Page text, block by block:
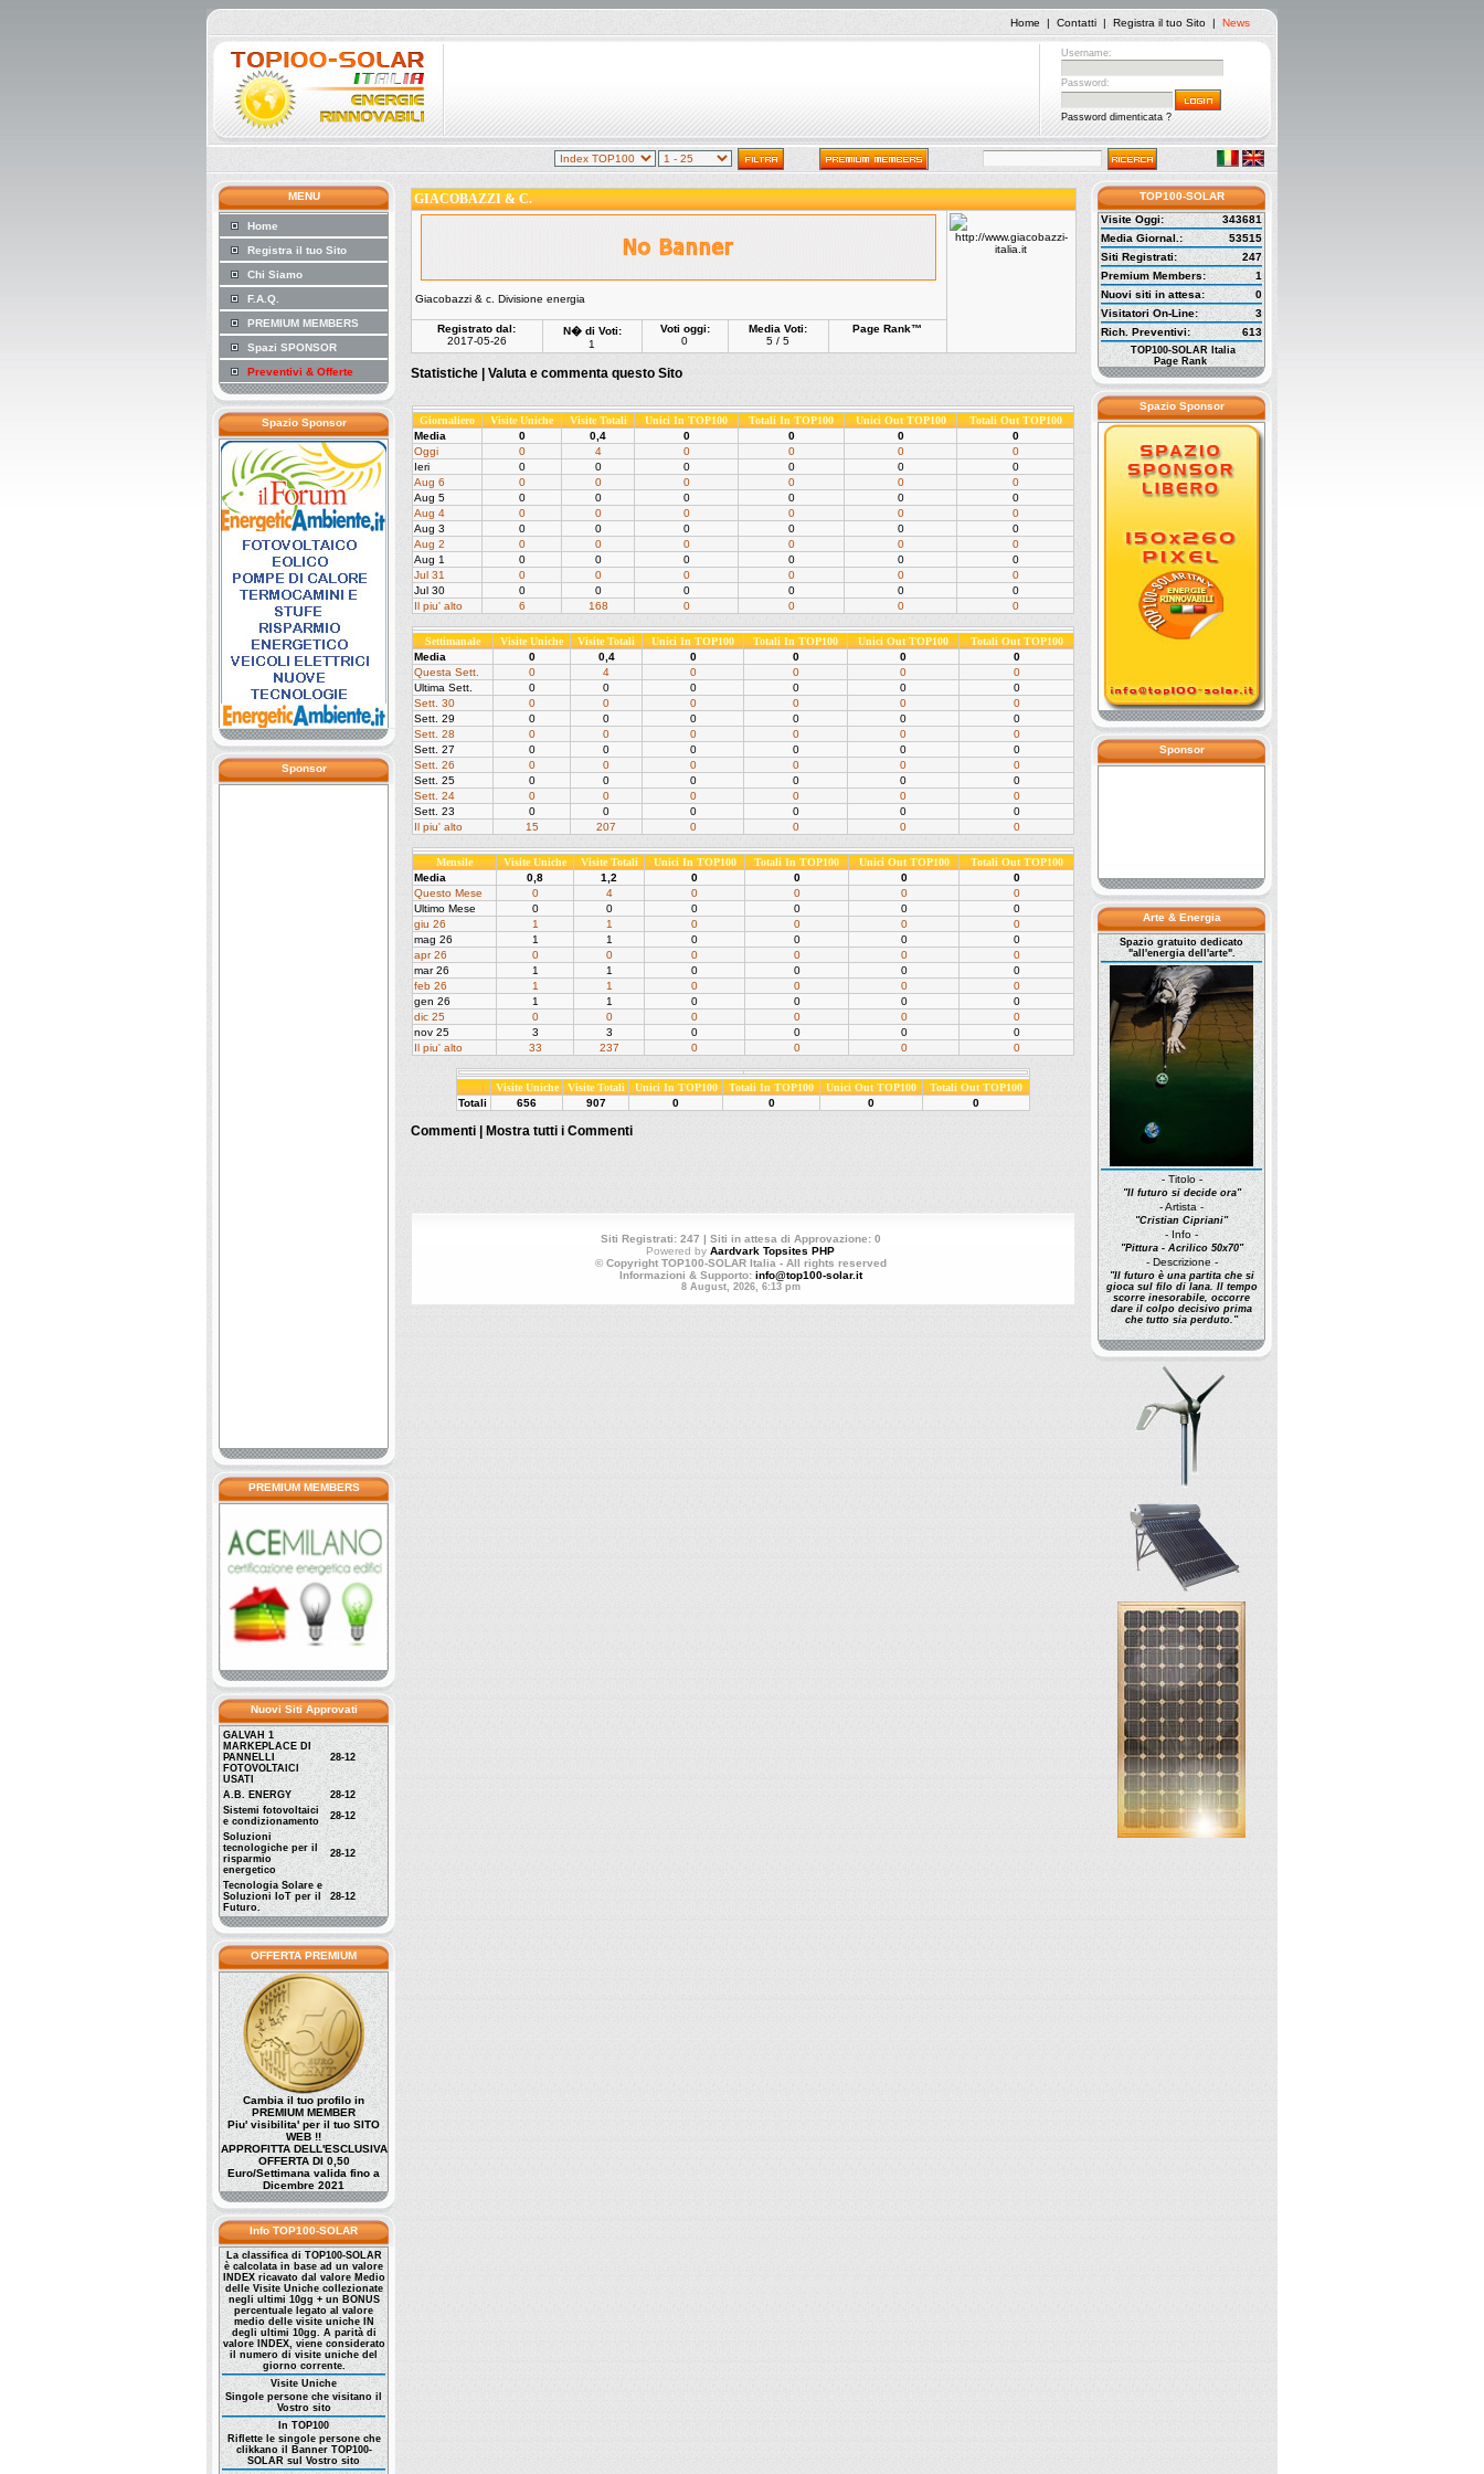
Home | Contatti | Registra il tuo Sito | News
Username:
Password:
Password dimenticata ?
MENU
Home
Registra il tuo Sito
Chi Siamo
F.A.Q.
PREMIUM MEMBERS
Spazi SPONSOR
Preventivi & Offerte
Spazio Sponsor
Sponsor
PREMIUM MEMBERS
Nuovi Siti Approvati
GALVAH 1
MARKEPLACE DI
PANNELLI
FOTOVOLTAICI
USATI
28-12
A.B. ENERGY
28-12
Sistemi fotovoltaici
e condizionamento
28-12
Soluzioni
tecnologiche per il
risparmio
energetico
28-12
Tecnologia Solare e
Soluzioni IoT per il
Futuro.
28-12
OFFERTA PREMIUM
Cambia il tuo profilo in
PREMIUM MEMBER
Piu' visibilita' per il tuo SITO
WEB !!
APPROFITTA DELL'ESCLUSIVA
OFFERTA DI 0,50
Euro/Settimana valida fino a
Dicembre 2021
Info TOP100-SOLAR
La classifica di TOP100-SOLAR
è calcolata in base ad un valore
INDEX ricavato dal valore Medio
delle Visite Uniche collezionate
negli ultimi 10gg + un BONUS
percentuale legato al valore
medio delle visite uniche IN
degli ultimi 10gg. A parità di
valore INDEX, viene considerato
il numero di visite uniche del
giorno corrente.
Visite Uniche
Singole persone che visitano il
Vostro sito
In TOP100
Riflette le singole persone che
clikkano il Banner TOP100-
SOLAR sul Vostro sito
GIACOBAZZI & C.
Giacobazzi & c. Divisione energia
Registrato dal:
2017-05-26
N� di Voti:
1
Voti oggi:
0
Media Voti:
5 / 5
Page Rank™
Statistiche | Valuta e commenta questo Sito
Giornaliero Visite Uniche Visite Totali Unici In TOP100 Totali In TOP100 Unici Out TOP100
Totali Out TOP100
Media
0 0,4 0 0 0
0
Oggi
0 4 0 0 0
0
Ieri
0 0 0 0 0
0
Aug 6
0 0 0 0 0
0
Aug 5
0 0 0 0 0
0
Aug 4
0 0 0 0 0
0
Aug 3
0 0 0 0 0
0
Aug 2
0 0 0 0 0
0
Aug 1
0 0 0 0 0
0
Jul 31
0 0 0 0 0
0
Jul 30
0 0 0 0 0
0
Il piu' alto
6 168 0 0 0 0
Settimanale Visite Uniche Visite Totali Unici In TOP100 Totali In TOP100 Unici Out TOP100
Totali Out TOP100
Media
0 0,4 0 0 0
0
Questa Sett.
0 4 0 0 0
0
Ultima Sett.
0 0 0 0 0
0
Sett. 30
0 0 0 0 0
0
Sett. 29
0 0 0 0 0
0
Sett. 28
0 0 0 0 0
0
Sett. 27
0 0 0 0 0
0
Sett. 26
0 0 0 0 0
0
Sett. 25
0 0 0 0 0
0
Sett. 24
0 0 0 0 0
0
Sett. 23
0 0 0 0 0
0
Il piu' alto
15 207 0 0 0 0
Mensile Visite Uniche Visite Totali Unici In TOP100 Totali In TOP100 Unici Out TOP100
Totali Out TOP100
Media
0,8 1,2 0 0 0
0
Questo Mese
0 4 0 0 0
0
Ultimo Mese
0 0 0 0 0
0
giu 26
1 1 0 0 0
0
mag 26
1 1 0 0 0
0
apr 26
0 0 0 0 0
0
mar 26
1 1 0 0 0
0
feb 26
1 1 0 0 0
0
gen 26
1 1 0 0 0
0
dic 25
0 0 0 0 0
0
nov 25
3 3 0 0 0
0
Il piu' alto
33 237 0 0 0 0
Visite Uniche Visite Totali Unici In TOP100 Totali In TOP100 Unici Out TOP100
Totali Out TOP100
Totali
656 907 0 0 0 0
Commenti | Mostra tutti i Commenti
Siti Registrati: 247 | Siti in attesa di Approvazione: 0
Powered by Aardvark Topsites PHP
© Copyright TOP100-SOLAR Italia - All rights reserved
Informazioni & Supporto: info@top100-solar.it
8 August, 2026, 6:13 pm
TOP100-SOLAR
Visite Oggi:
343681
Media Giornal.:
53515
Siti Registrati:
247
Premium Members:
1
Nuovi siti in attesa:
0
Visitatori On-Line:
3
Rich. Preventivi:
613
TOP100-SOLAR Italia
Page Rank
Spazio Sponsor
Sponsor
Arte & Energia
Spazio gratuito dedicato
"all'energia dell'arte".
- Titolo -
"Il futuro si decide ora"
- Artista -
"Cristian Cipriani"
- Info -
"Pittura - Acrilico 50x70"
- Descrizione -
"Il futuro è una partita che si
gioca sul filo di lana. Il tempo
scorre inesorabile, occorre
dare il colpo decisivo prima
che tutto sia perduto."